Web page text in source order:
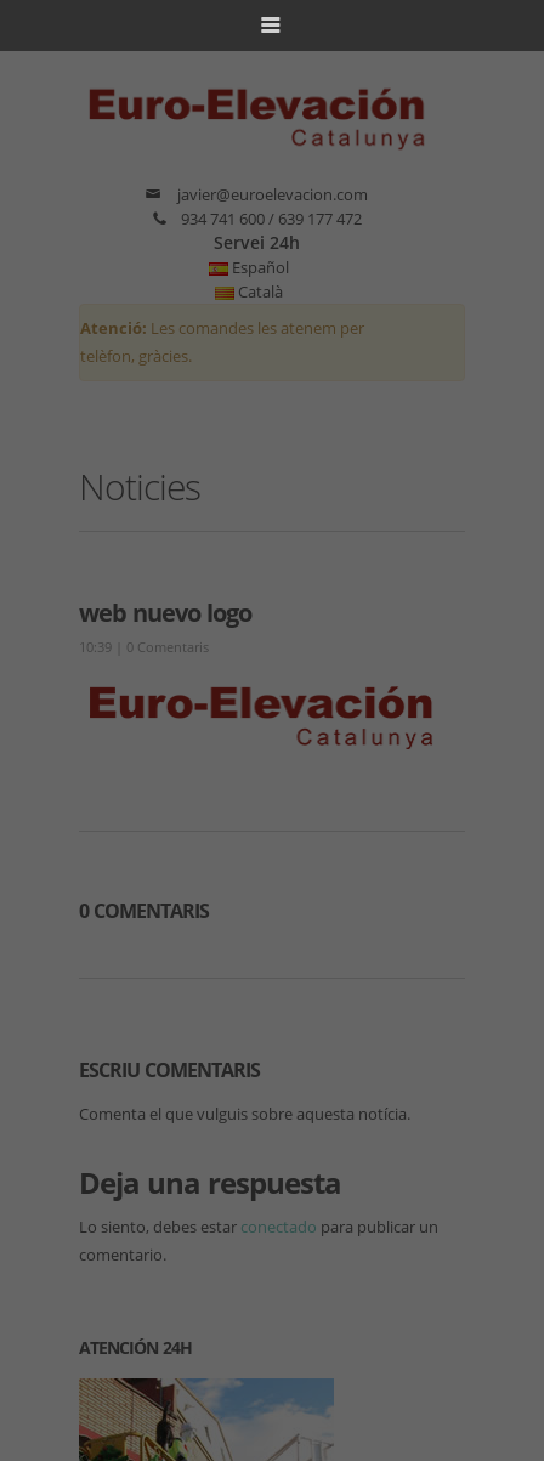
javier@euroelevacion.com
934 741 600 / 639 177 472
Servei 24h
Español
Català
Atenció: Les comandes les atenem per
telèfon, gràcies.
Noticies
web nuevo logo
10:39 0 Comentaris
0 COMENTARIS
ESCRIU COMENTARIS
Comenta el que vulguis sobre aquesta notícia.
Deja una respuesta
Lo siento, debes estar conectado para publicar un
comentario.
ATENCIÓN 24H